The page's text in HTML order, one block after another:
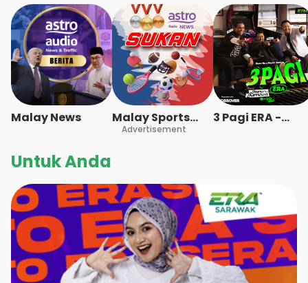
Malay News
Malay Sports
News
3 Pagi ERA -
Advertisement
Untuk Anda